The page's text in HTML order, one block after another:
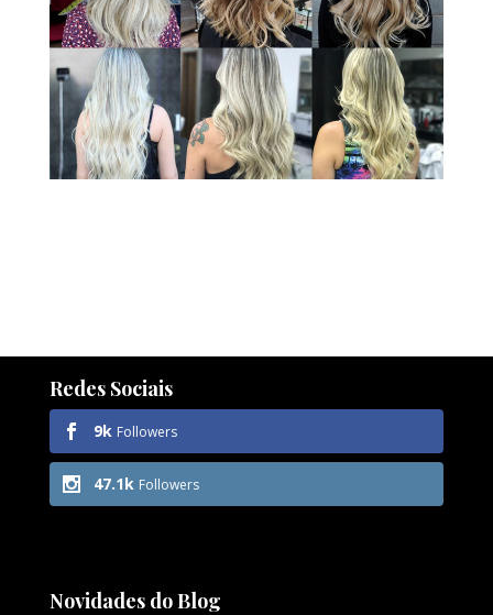
Redes Sociais
9k Followers
47.1k Followers
Novidades do Blog